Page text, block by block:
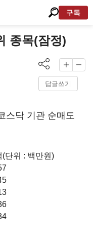
구독
종목(잠정)
답글쓰기
스닥 기관 순매도
(단위 : 백만원)